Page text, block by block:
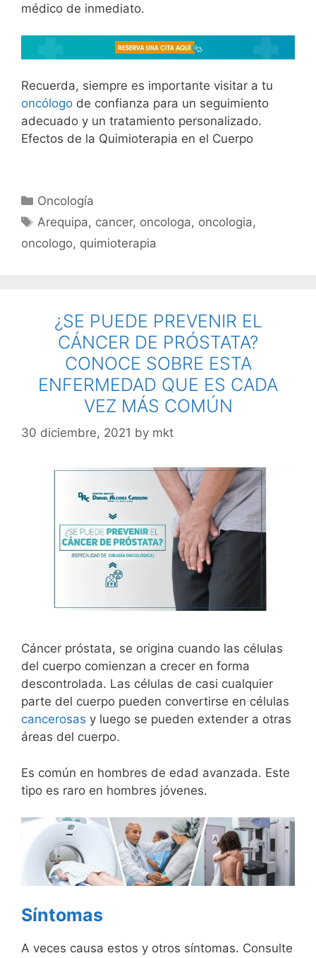
médico de inmediato.
Recuerda, siempre es importante visitar a tu
oncólogo de confianza para un seguimiento
adecuado y un tratamiento personalizado.
Efectos de la Quimioterapia en el Cuerpo
Oncología
Arequipa, cancer, oncologa, oncologia,
oncologo, quimioterapia
¿SE PUEDE PREVENIR EL
CÁNCER DE PRÓSTATA?
CONOCE SOBRE ESTA
ENFERMEDAD QUE ES CADA
VEZ MÁS COMÚN
30 diciembre, 2021 by mkt
Cáncer próstata, se origina cuando las células
del cuerpo comienzan a crecer en forma
descontrolada. Las células de casi cualquier
parte del cuerpo pueden convertirse en células
cancerosas y luego se pueden extender a otras
áreas del cuerpo.
Es común en hombres de edad avanzada. Este
tipo es raro en hombres jóvenes.
Síntomas
A veces causa estos y otros síntomas. Consulte